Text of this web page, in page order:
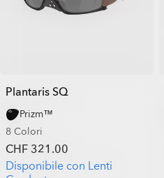
Plantaris SQ
Prizm™
8 Colori
CHF 321.00
Disponibile con Lenti